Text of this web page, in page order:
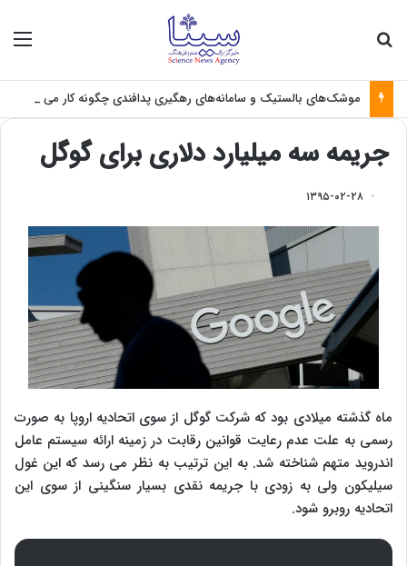
موشک‌های بالستیک و سامانه‌های رهگیری پدافندی چگونه کار می کنند؟
جریمه سه میلیارد دلاری برای گوگل
۱۳۹۵-۰۲-۲۸
ماه گذشته میلادی بود که شرکت گوگل از سوی اتحادیه اروپا به صورت
رسمی به علت عدم رعایت قوانین رقابت در زمینه ارائه سیستم عامل
اندروید متهم شناخته شد. به این ترتیب به نظر می رسد که این غول
سیلیکون ولی به زودی با جریمه نقدی بسیار سنگینی از سوی این
اتحادیه روبرو شود.